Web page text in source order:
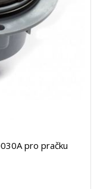
pro pračku